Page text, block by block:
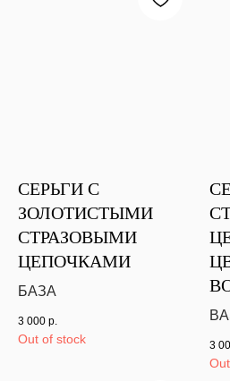
СЕРЬГИ С
ЗОЛОТИСТЫМИ
СТРАЗОВЫМИ
ЦЕПОЧКАМИ
БАЗА
3 000 р.
Out of stock 3